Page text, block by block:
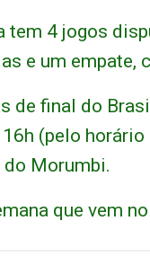
tem 4 jogos
e um empate,
de final do
(pelo
do Morumbi.
que vem